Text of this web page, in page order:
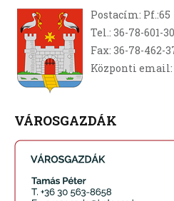
Postacím: Pf.:65
Tel.: 36-78-601-
Fax: 36-78-462-
Központi email:
VÁROSGAZDÁK